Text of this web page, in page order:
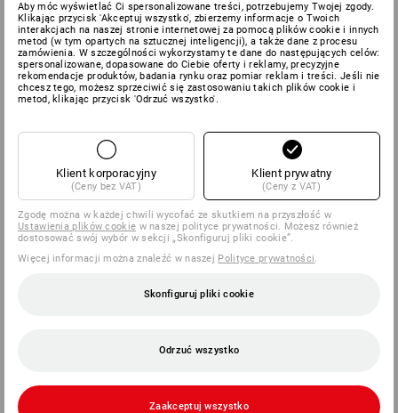
Aby móc wyświetlać Ci spersonalizowane treści, potrzebujemy Twojej zgody.
Klikając przycisk 'Akceptuj wszystko', zbierzemy informacje o Twoich
interakcjach na naszej stronie internetowej za pomocą plików cookie i innych
metod (w tym opartych na sztucznej inteligencji), a także dane z procesu
zamówienia. W szczególności wykorzystamy te dane do następujących celów:
spersonalizowane, dopasowane do Ciebie oferty i reklamy, precyzyjne
rekomendacje produktów, badania rynku oraz pomiar reklam i treści. Jeśli nie
chcesz tego, możesz sprzeciwić się zastosowaniu takich plików cookie i
metod, klikając przycisk 'Odrzuć wszystko'.
Klient korporacyjny
(Ceny bez VAT)
Klient prywatny
(Ceny z VAT)
Zgodę można w każdej chwili wycofać ze skutkiem na przyszłość w
Ustawienia plików cookie w naszej polityce prywatności. Możesz również
dostosować swój wybór w sekcji „Skonfiguruj pliki cookie”.
Więcej informacji można znaleźć w naszej Polityce prywatności.
Skonfiguruj pliki cookie
Odrzuć wszystko
Zaakceptuj wszystko